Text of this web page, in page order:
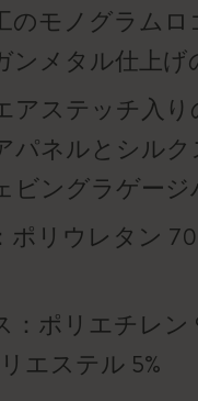
のモノグラム
ンメタル仕上
アステッチ入
パネルとシル
ビングラゲー
ポリウレタン
：ポリエチレン
エステル 5%